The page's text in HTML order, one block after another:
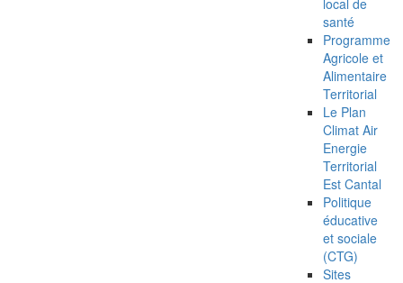
local de
santé
Programme
Agricole et
Alimentaire
Territorial
Le Plan
Climat Air
Energie
Territorial
Est Cantal
Politique
éducative
et sociale
(CTG)
Sites